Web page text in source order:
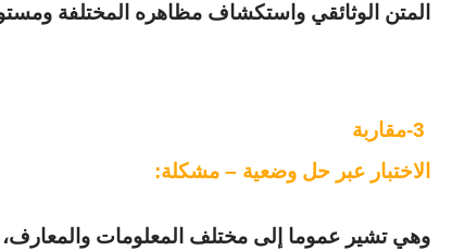
المتن الوثائقي واستكشاف مظاهره المختلفة
-3مقاربة
الاختبار عبر حل وضعية – مشكلة:
وهي تشير عموما إلى مختلف المعلومات والمعارف،